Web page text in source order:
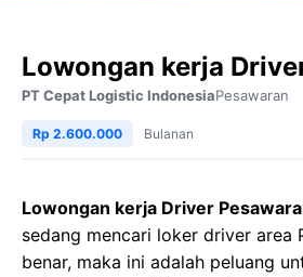
Lowongan kerja
PT Cepat Logistic IndonesiaPesawaran
Rp 2.600.000 Bulanan
Lowongan kerja Driver
sedang mencari loker driver area
benar, maka ini adalah peluang